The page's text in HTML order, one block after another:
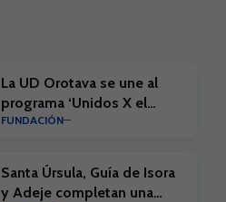
La UD Orotava se une al
programa ‘Unidos X el
Tenerife’ de apoyo al fútbol
FUNDACIÓN
Santa Úrsula, Guía de Isora
y Adeje completan una